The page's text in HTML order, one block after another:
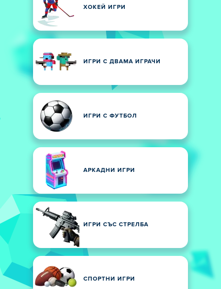
ХОКЕЙ ИГРИ
ИГРИ С ДВАМА ИГРАЧИ
ИГРИ С ФУТБОЛ
АРКАДНИ ИГРИ
ИГРИ СЪС СТРЕЛБА
СПОРТНИ ИГРИ